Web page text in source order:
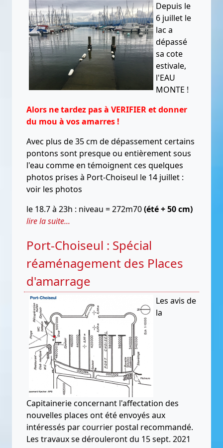
Depuis le
6 juillet le
lac a
dépassé
sa cote
estivale,
l'EAU
MONTE !
Alors ne tardez pas à VERIFIER et donner
du mou à vos amarres !
Avec plus de 35 cm de dépassement certains
pontons sont presque ou entièrement sous
l'eau comme en témoignent ces quelques
photos prises à Port-Choiseul le 14 juillet :
voir les photos
le 18.7 à 23h : niveau = 272m70(été + 50 cm)
lire la suite...
Port-Choiseul : Spécial
réaménagement des Places
d'amarrage
Les avis de
la
Capitainerie concernant l'affectation des
nouvelles places ont été envoyés aux
intéressés par courrier postal recommandé.
Les travaux se dérouleront du 15 sept. 2021